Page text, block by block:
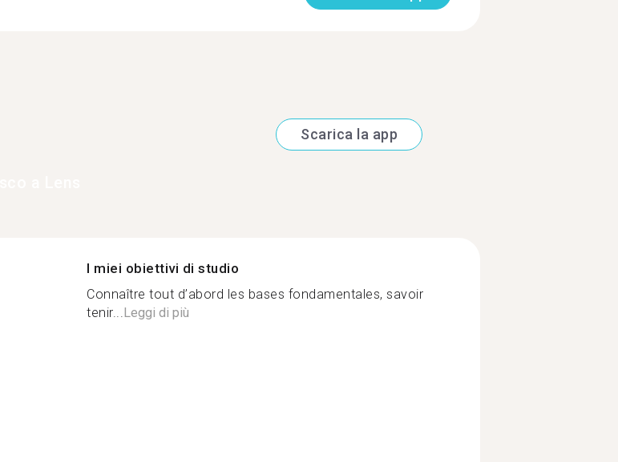
Scarica la app
I miei obiettivi di studio
Connaître tout d’abord les bases fondamentales, savoir
tenir... Leggi di più